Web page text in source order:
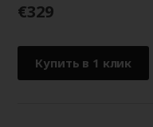
€329
Купить в 1 клик